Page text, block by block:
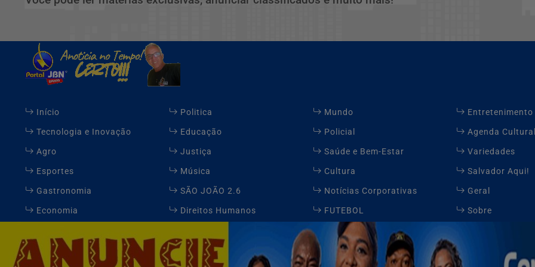
Início Politica Mundo
Entretenimento
Tecnologia e Inovação
Educação Policial
Agenda
Agro
Justiça Saúde e Bem-Estar
Variedades
Esportes
Música Cultura
Salvador Aqui!
Gastronomia
SÃO JOÃO 2.6 Notícias Corporativas
Geral
Economia
Direitos Humanos FUTEBOL
Sobre
Contato